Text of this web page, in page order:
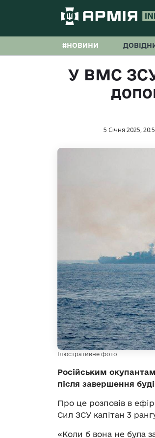
#НОВИНИ
У ВМС
5 Січня 2025,
Ілюстративне фото
Російським
після завершення
Про це розповів в
Сил ЗСУ капітан 3
«Коли б вона не була